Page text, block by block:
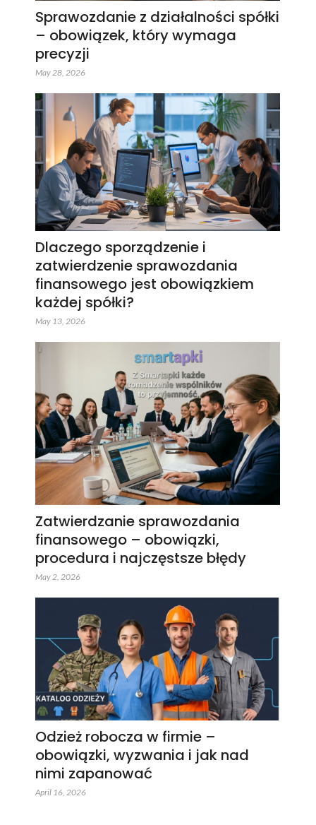
Sprawozdanie z działalności spółki
– obowiązek, który wymaga
precyzji
May 28, 2026
Dlaczego sporządzenie i
zatwierdzenie sprawozdania
finansowego jest obowiązkiem
każdej spółki?
May 13, 2026
Zatwierdzanie sprawozdania
finansowego – obowiązki,
procedura i najczęstsze błędy
May 2, 2026
Odzież robocza w firmie –
obowiązki, wyzwania i jak nad
nimi zapanować
April 16, 2026